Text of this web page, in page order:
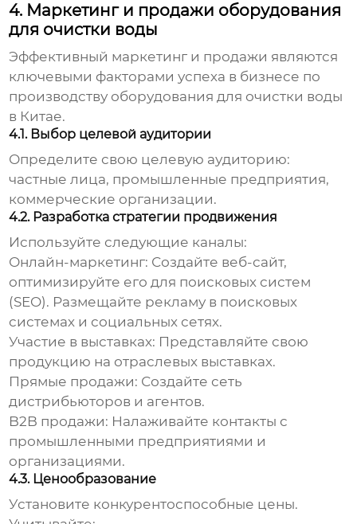
4. Маркетинг и продажи оборудования
для очистки воды
Эффективный маркетинг и продажи являются
ключевыми факторами успеха в бизнесе по
производству оборудования для очистки воды
в Китае.
4.1. Выбор целевой аудитории
Определите свою целевую аудиторию:
частные лица, промышленные предприятия,
коммерческие организации.
4.2. Разработка стратегии продвижения
Используйте следующие каналы:
Онлайн-маркетинг: Создайте веб-сайт,
оптимизируйте его для поисковых систем
(SEO). Размещайте рекламу в поисковых
системах и социальных сетях.
Участие в выставках: Представляйте свою
продукцию на отраслевых выставках.
Прямые продажи: Создайте сеть
дистрибьюторов и агентов.
B2B продажи: Налаживайте контакты с
промышленными предприятиями и
организациями.
4.3. Ценообразование
Установите конкурентоспособные цены.